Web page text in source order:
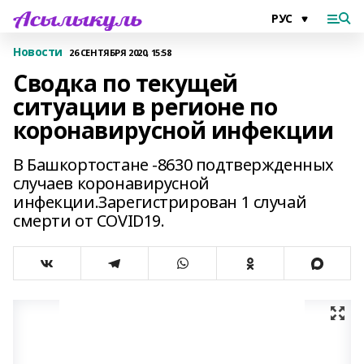
Новости 26 СЕНТЯБРЯ 2020, 15:58
Сводка по текущей
ситуации в регионе по
коронавирусной инфекции
В Башкортостане -8630 подтвержденных
случаев коронавирусной
инфекции.Зарегистрирован 1 случай
смерти от COVID19.